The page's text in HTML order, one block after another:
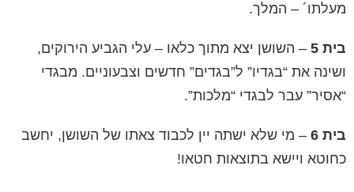
מעלתו´ – המלך.
בית 5
– השושן יצא מתוך כלאו – עלי הגביע הירוקים,
ושינה את “בגדיו” ל”בגדים” חדשים וצבעוניים. מבגדי
“אסיר” עבר לבגדי “מלכות”.
בית 6
– מי שלא ישתה יין לכבוד צאתו של השושן, יחשב
כחוטא ויישא בתוצאות חטאו!